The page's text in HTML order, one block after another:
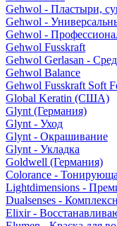
Gehwol - Пластыри,
Gehwol -
Gehwol -
Gehwol Fusskraft
Gehwol Gerlasan -
Gehwol Balance
Gehwol Fusskraft Soft
Global Keratin (США)
Glynt (Германия)
Glynt - Уход
Glynt - Окрашивание
Glynt - Укладка
Goldwell (Германия)
Colorance -
Lightdimensions -
Dualsenses -
Elixir -